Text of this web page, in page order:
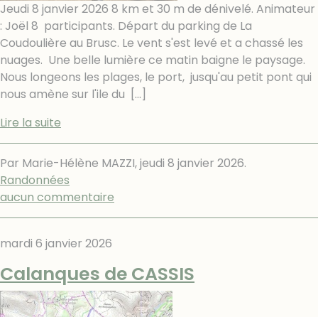
Jeudi 8 janvier 2026 8 km et 30 m de dénivelé. Animateur
: Joël 8 participants. Départ du parking de La
Coudoulière au Brusc. Le vent s'est levé et a chassé les
nuages. Une belle lumière ce matin baigne le paysage.
Nous longeons les plages, le port, jusqu'au petit pont qui
nous amène sur l'ile du
[…]
Lire la suite
Par Marie-Hélène MAZZI,jeudi 8 janvier 2026.
Randonnées
aucun commentaire
mardi 6 janvier 2026
Calanques de CASSIS